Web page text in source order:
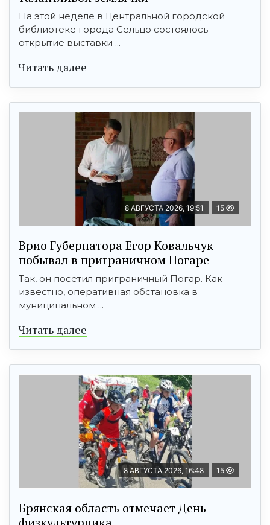
На этой неделе в Центральной городской
библиотеке города Сельцо состоялось
открытие выставки ...
Читать далее
8 АВГУСТА 2026, 19:51 15
Врио Губернатора Егор Ковальчук
побывал в приграничном Погаре
Так, он посетил приграничный Погар. Как
известно, оперативная обстановка в
муниципальном ...
Читать далее
8 АВГУСТА 2026, 16:48 15
Брянская область отмечает День